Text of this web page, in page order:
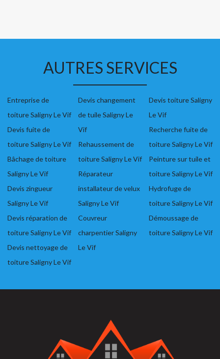
AUTRES SERVICES
Entreprise de
toiture Saligny Le Vif
Devis fuite de
toiture Saligny Le Vif
Bâchage de toiture
Saligny Le Vif
Devis zingueur
Saligny Le Vif
Devis réparation de
toiture Saligny Le Vif
Devis nettoyage de
toiture Saligny Le Vif
Devis changement
de tuile Saligny Le
Vif
Rehaussement de
toiture Saligny Le Vif
Réparateur
installateur de velux
Saligny Le Vif
Couvreur
charpentier Saligny
Le Vif
Devis toiture Saligny
Le Vif
Recherche fuite de
toiture Saligny Le Vif
Peinture sur tuile et
toiture Saligny Le Vif
Hydrofuge de
toiture Saligny Le Vif
Démoussage de
toiture Saligny Le Vif